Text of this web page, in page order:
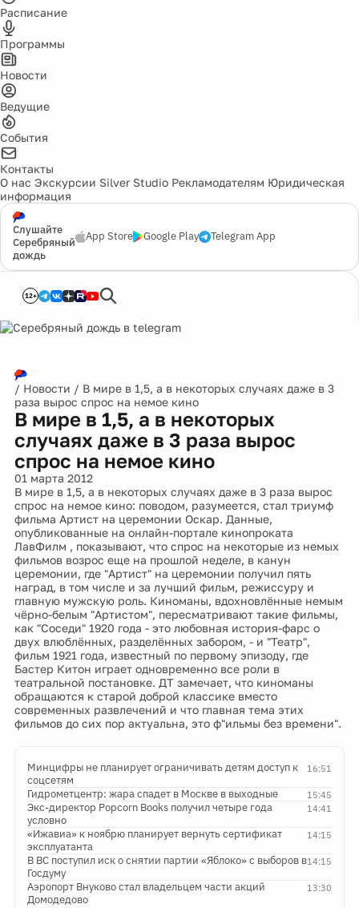
Расписание
Программы
Новости
Ведущие
События
Контакты
О нас Экскурсии Silver Studio Рекламодателям Юридическая
информация
Слушайте
Серебряный
дождь
App Store Google Play Telegram App
12+
/ Новости / В мире в 1,5, а в некоторых случаях даже в 3
раза вырос спрос на немое кино
В мире в 1,5, а в некоторых
случаях даже в 3 раза вырос
спрос на немое кино
01 марта 2012
В мире в 1,5, а в некоторых случаях даже в 3 раза вырос
спрос на немое кино: поводом, разумеется, стал триумф
фильма Артист на церемонии Оскар. Данные,
опубликованные на онлайн-портале кинопроката
ЛавФилм , показывают, что спрос на некоторые из немых
фильмов возрос еще на прошлой неделе, в канун
церемонии, где "Артист" на церемонии получил пять
наград, в том числе и за лучший фильм, режиссуру и
главную мужскую роль. Киноманы, вдохновлённые немым
чёрно-белым "Артистом", пересматривают такие фильмы,
как "Соседи" 1920 года - это любовная история-фарс о
двух влюблённых, разделённых забором, - и "Театр",
фильм 1921 года, известный по первому эпизоду, где
Бастер Китон играет одновременно все роли в
театральной постановке. ДТ замечает, что киноманы
обращаются к старой доброй классике вместо
современных развлечений и что главная тема этих
фильмов до сих пор актуальна, это ф"ильмы без времени".
16:51
Минцифры не планирует ограничивать детям доступ к
соцсетям
15:45
Гидрометцентр: жара спадет в Москве в выходные
14:41
Экс-директор Popcorn Books получил четыре года
условно
14:15
«Ижавиа» к ноябрю планирует вернуть сертификат
эксплуатанта
14:15
В ВС поступил иск о снятии партии «Яблоко» с выборов в
Госдуму
13:30
Аэропорт Внуково стал владельцем части акций
Домодедово